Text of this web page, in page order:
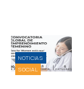
NOTICIAS
SOCIAL